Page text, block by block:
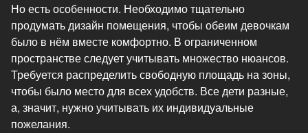
Но есть особенности. Необходимо тщательно
продумать дизайн помещения, чтобы обеим девочкам
было в нём вместе комфортно. В ограниченном
пространстве следует учитывать множество нюансов.
Требуется распределить свободную площадь на зоны,
чтобы было место для всех удобств. Все дети разные,
а, значит, нужно учитывать их индивидуальные
пожелания.